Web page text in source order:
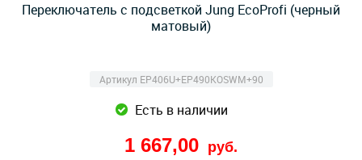
Переключатель с подсветкой Jung EcoProfi (черный
матовый)
Артикул EP406U+EP490KOSWM+90
Есть в наличии
1 667,00 руб.